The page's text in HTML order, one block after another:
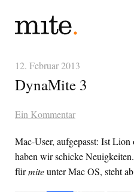
12. Februar 2013
DynaMite 3
Ein Kommentar
Mac-User, aufgepasst: Ist
haben wir schicke Neuigkeiten.
fürmiteunter Mac OS, steht